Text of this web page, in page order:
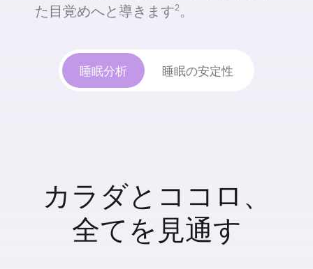
た目覚めへと導きます⁠2。
睡眠分析 睡眠の安定性
カラダとココロ、
全てを見通す